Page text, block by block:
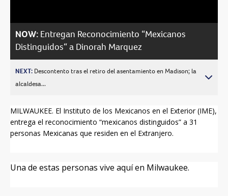
NOW: Entregan Reconocimiento “Mexicanos
Distinguidos“ a Dinorah Marquez
NEXT: Descontento tras el retiro del asentamiento en Madison; la
alcaldesa...
MILWAUKEE. El Instituto de los Mexicanos en el Exterior (IME),
entrega el reconocimiento “mexicanos distinguidos” a 31
personas Mexicanas que residen en el Extranjero.
Una de estas personas vive aquí en Milwaukee.